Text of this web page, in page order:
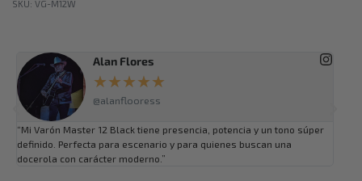
VG-M12W
Alan Flores
★★★★★
@alanflooress
“Mi Varón Master 12 Black tiene presencia, potencia y un tono súper
definido. Perfecta para escenario y para quienes buscan una
docerola con carácter moderno.”